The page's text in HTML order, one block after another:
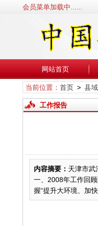
会员菜单加载中......
网站首页
当前位置： 首页> 县
工作报告
内容摘要： 天津市武
一、2008年工作回
握“提升大环境、加